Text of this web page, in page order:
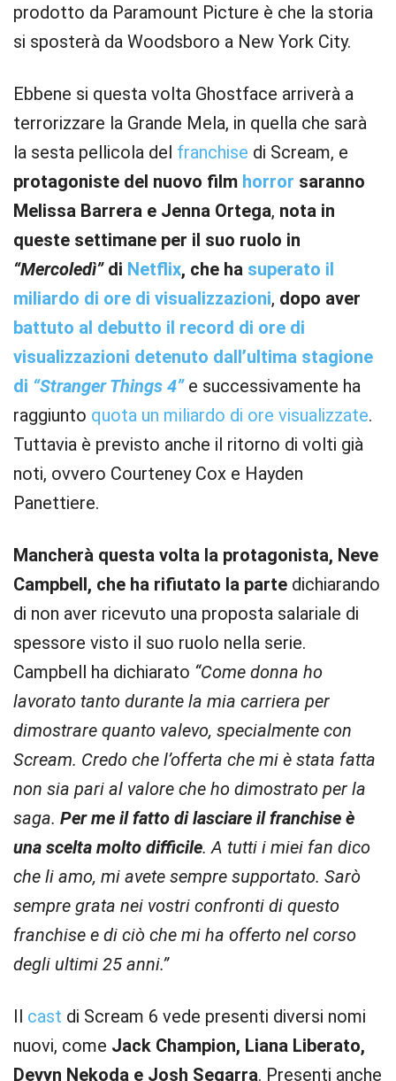
prodotto da Paramount Picture è che la storia
si sposterà da Woodsboro a New York City.
Ebbene si questa volta Ghostface arriverà a
terrorizzare la Grande Mela, in quella che sarà
la sesta pellicola del franchise di Scream, e
protagoniste del nuovo film horror saranno
Melissa Barrera e Jenna Ortega, nota in
queste settimane per il suo ruolo in
“Mercoledì” di Netflix, che ha superato il
miliardo di ore di visualizzazioni, dopo aver
battuto al debutto il record di ore di
visualizzazioni detenuto dall’ultima stagione
di “Stranger Things 4”e successivamente ha
raggiunto quota un miliardo di ore visualizzate.
Tuttavia è previsto anche il ritorno di volti già
noti, ovvero Courteney Cox e Hayden
Panettiere.
Mancherà questa volta la protagonista, Neve
Campbell, che ha rifiutato la parte dichiarando
di non aver ricevuto una proposta salariale di
spessore visto il suo ruolo nella serie.
Campbell ha dichiarato “Come donna ho
lavorato tanto durante la mia carriera per
dimostrare quanto valevo, specialmente con
Scream. Credo che l’offerta che mi è stata fatta
non sia pari al valore che ho dimostrato per la
saga. Per me il fatto di lasciare il franchise è
una scelta molto difficile. A tutti i miei fan dico
che li amo, mi avete sempre supportato. Sarò
sempre grata nei vostri confronti di questo
franchise e di ciò che mi ha offerto nel corso
degli ultimi 25 anni.”
Il cast di Scream 6 vede presenti diversi nomi
nuovi, come Jack Champion, Liana Liberato,
Devyn Nekoda e Josh Segarra. Presenti anche